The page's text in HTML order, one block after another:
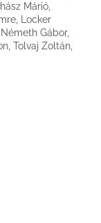
Márió,
Locker
Gábor,
Tolvaj Zoltán,